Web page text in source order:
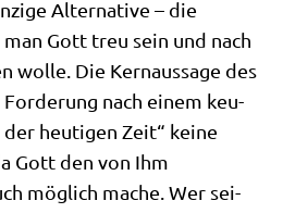
Alter­na­ti­ve – die
Gott treu sein und nach
wol­le. Die Kern­aus­sa­ge des
nach einem keu­
der heu­ti­gen Zeit“ kei­ne
Gott den von Ihm
mög­lich mache. Wer sei­